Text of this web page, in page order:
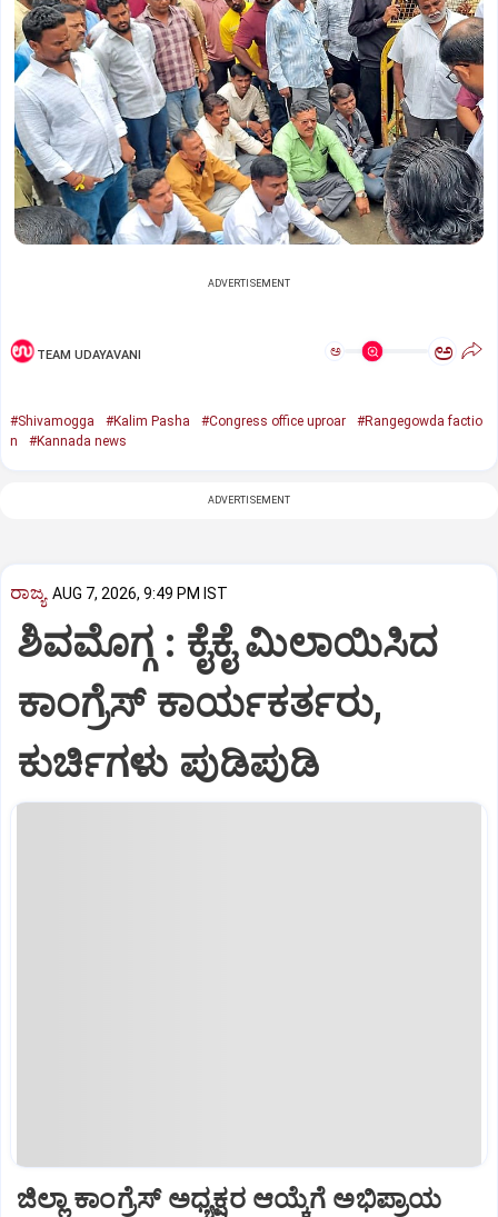
ADVERTISEMENT
TEAM UDAYAVANI ಅ ಅ
#Shivamogga #Kalim Pasha #Congress office uproar
#Rangegowda factio
n
#Kannada news
ADVERTISEMENT
ರಾಜ್ಯ AUG 7, 2026, 9:49 PM IST
ಶಿವಮೊಗ್ಗ : ಕೈಕೈ ಮಿಲಾಯಿಸಿದ
ಕಾಂಗ್ರೆಸ್ ಕಾರ್ಯಕರ್ತರು,
ಕುರ್ಚಿಗಳು ಪುಡಿಪುಡಿ
ಜಿಲ್ಲಾ ಕಾಂಗ್ರೆಸ್ ಅಧ್ಯಕ್ಷರ ಆಯ್ಕೆಗೆ ಅಭಿಪ್ರಾಯ